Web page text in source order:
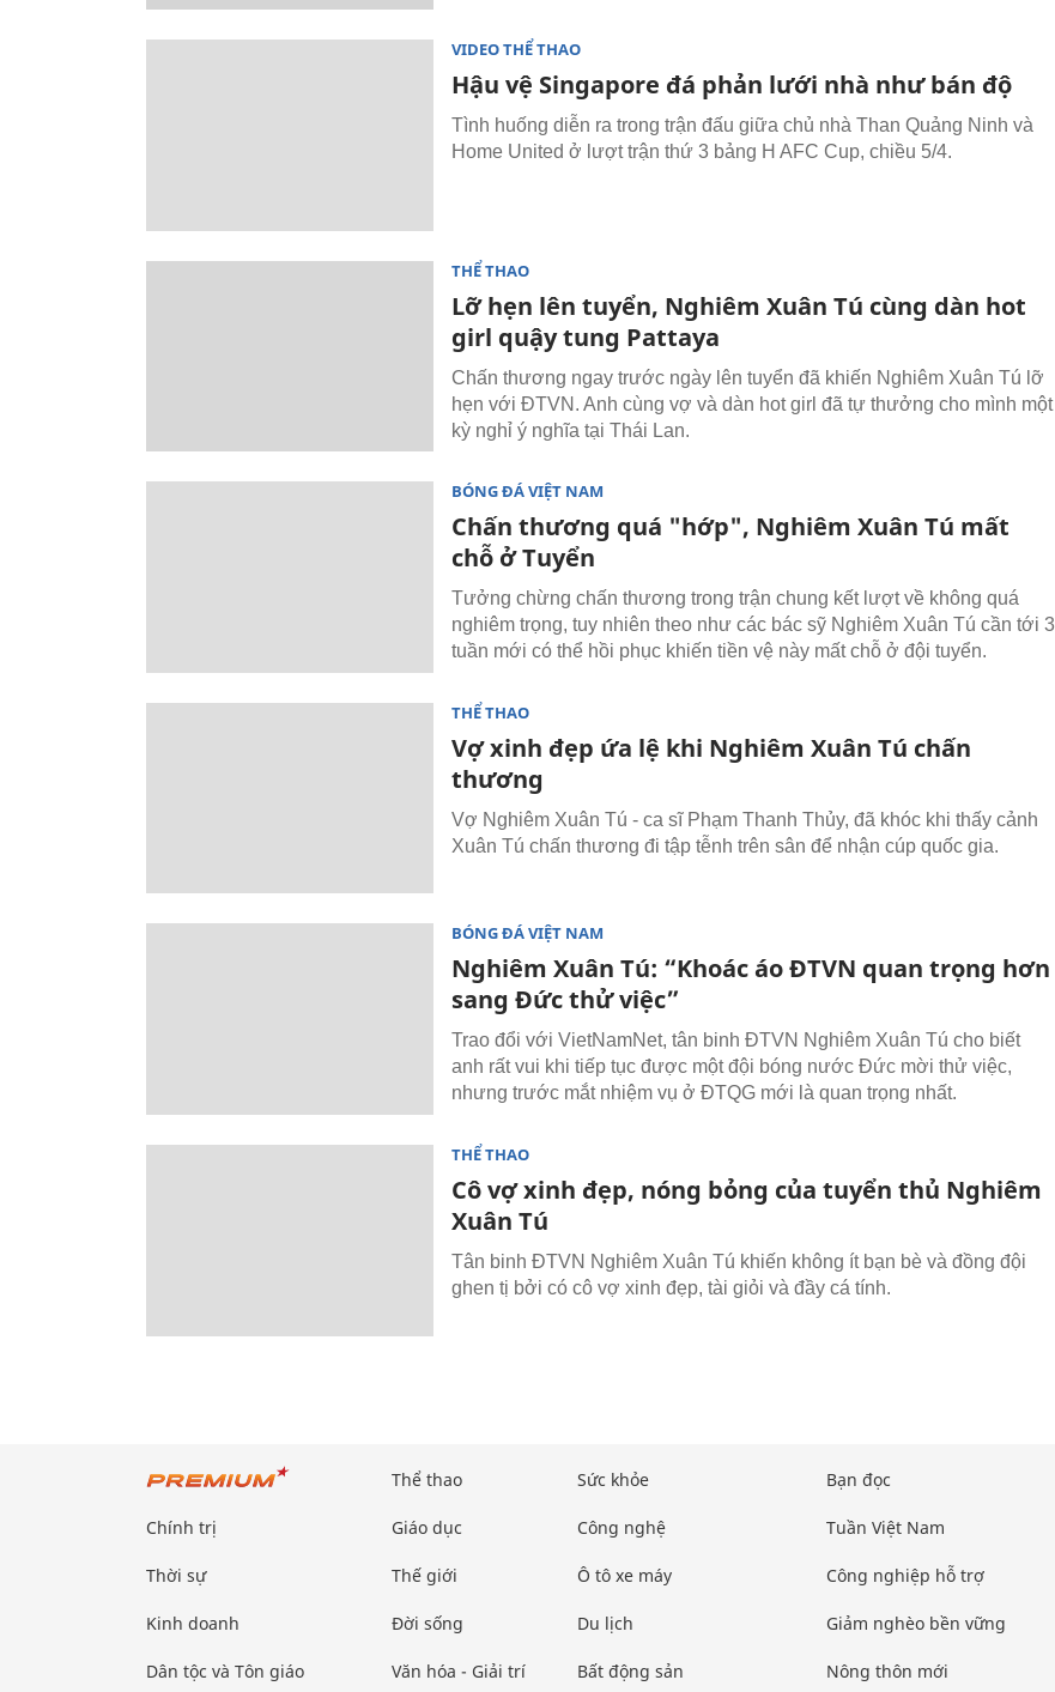
VIDEO THỂ THAO
Hậu vệ Singapore đá phản lưới nhà như bán độ
Tình huống diễn ra trong trận đấu giữa chủ nhà Than Quảng Ninh và
Home United ở lượt trận thứ 3 bảng H AFC Cup, chiều 5/4.
THỂ THAO
Lỡ hẹn lên tuyển, Nghiêm Xuân Tú cùng dàn hot
girl quậy tung Pattaya
Chấn thương ngay trước ngày lên tuyển đã khiến Nghiêm Xuân Tú lỡ
hẹn với ĐTVN. Anh cùng vợ và dàn hot girl đã tự thưởng cho mình một
kỳ nghỉ ý nghĩa tại Thái Lan.
BÓNG ĐÁ VIỆT NAM
Chấn thương quá "hớp", Nghiêm Xuân Tú mất
chỗ ở Tuyển
Tưởng chừng chấn thương trong trận chung kết lượt về không quá
nghiêm trọng, tuy nhiên theo như các bác sỹ Nghiêm Xuân Tú cần tới 3
tuần mới có thể hồi phục khiến tiền vệ này mất chỗ ở đội tuyển.
THỂ THAO
Vợ xinh đẹp ứa lệ khi Nghiêm Xuân Tú chấn
thương
Vợ Nghiêm Xuân Tú - ca sĩ Phạm Thanh Thủy, đã khóc khi thấy cảnh
Xuân Tú chấn thương đi tập tễnh trên sân để nhận cúp quốc gia.
BÓNG ĐÁ VIỆT NAM
Nghiêm Xuân Tú: “Khoác áo ĐTVN quan trọng hơn
sang Đức thử việc”
Trao đổi với VietNamNet, tân binh ĐTVN Nghiêm Xuân Tú cho biết
anh rất vui khi tiếp tục được một đội bóng nước Đức mời thử việc,
nhưng trước mắt nhiệm vụ ở ĐTQG mới là quan trọng nhất.
THỂ THAO
Cô vợ xinh đẹp, nóng bỏng của tuyển thủ Nghiêm
Xuân Tú
Tân binh ĐTVN Nghiêm Xuân Tú khiến không ít bạn bè và đồng đội
ghen tị bởi có cô vợ xinh đẹp, tài giỏi và đầy cá tính.
Chính trị
Thời sự
Kinh doanh
Dân tộc và Tôn giáo
Thể thao
Giáo dục
Thế giới
Đời sống
Văn hóa - Giải trí
Sức khỏe
Công nghệ
Ô tô xe máy
Du lịch
Bất động sản
Bạn đọc
Tuần Việt Nam
Công nghiệp hỗ trợ
Giảm nghèo bền vững
Nông thôn mới